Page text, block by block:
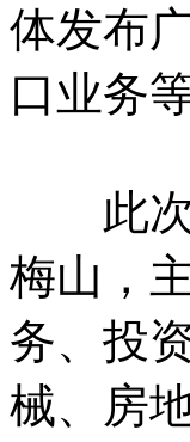
体发布
口业务等
此次
梅山，
务、投
械、房